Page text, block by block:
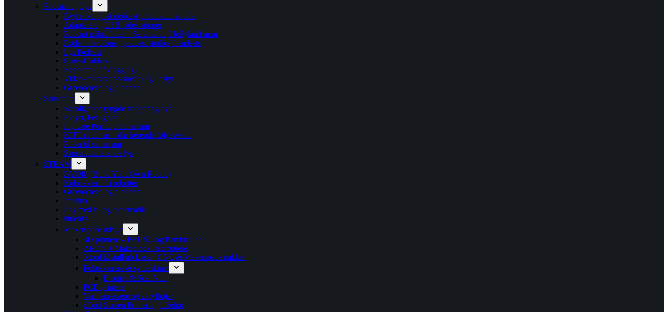
Podcast og Lyd
Byg et komplet podcast-produktionsstudie
Adaptere og USB ladestationer
Podcast mikrofoner – Saramonic, Hollyland m.m
Røde: mikrofoner, podcast studios, headsets
Lys Podcast
Stativ/Holdere
Reporter kit / vlogging
Video-konference-streaming udstyr
Greenscreen og tilbehør
Sanserum
Beroligende tyngde tæpper og dyr
Fidget, Feel good
Flytbare Pop-Up Sanserum
KITT robotten – din lærende følgesvend
Puder til sanserum
Sansestimulerende lys
STEAM
BYOR ( Build Your Own Robot )
Kubo skærmfri robotter
Greenscreen og tilbehør
Intelino
Leg med tal og matematik
littlebits
Makerspace udstyr
3D printere – PRUSA og Bambu Lab
AEON + Makeblock lasercuttere
Xtool MetalFab Laser+CNC & Makerspace pakker
Folieskærere & symaskiner
Brother & ScanNcut
PCB printere
Varmepressere og akrylbøjer
xTool Screen Printer og tilbehør